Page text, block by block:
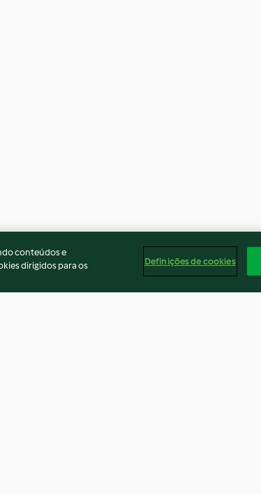
conteúdos e
dirigidos para os
Definições de cookies